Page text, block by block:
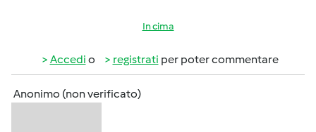
In cima
Accedi o registrati per poter commentare
Anonimo (non verificato)